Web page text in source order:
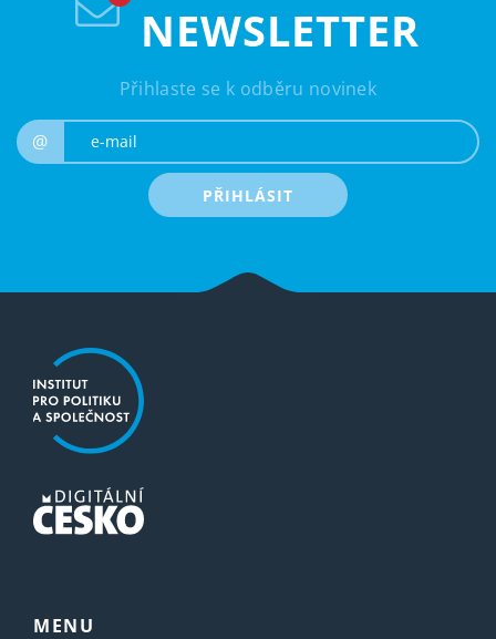
NEWSLETTER
Přihlaste se k odběru novinek
@
PŘIHLÁSIT
MENU